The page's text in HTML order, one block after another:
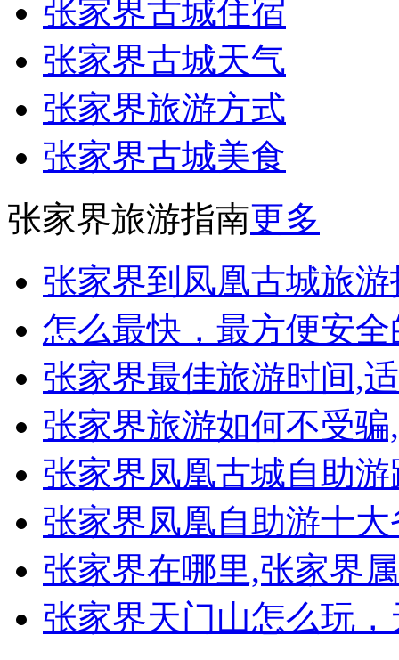
张家界古城住宿
张家界古城天气
张家界旅游方式
张家界古城美食
张家界旅游指南更多
张家界到凤凰古城旅
怎么最快，最方便安
张家界最佳旅游时间,
张家界旅游如何不受
张家界凤凰古城自助
张家界凤凰自助游十
张家界在哪里,张家界
张家界天门山怎么玩